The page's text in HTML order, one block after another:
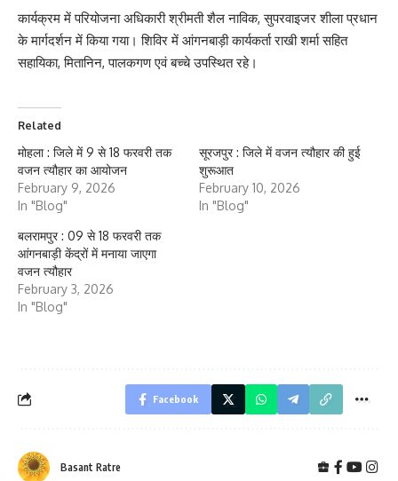
कार्यक्रम में परियोजना अधिकारी श्रीमती शैल नाविक, सुपरवाइजर शीला प्रधान
के मार्गदर्शन में किया गया। शिविर में आंगनबाड़ी कार्यकर्ता राखी शर्मा सहित
सहायिका, मितानिन, पालकगण एवं बच्चे उपस्थित रहे।
Related
मोहला : जिले में 9 से 18 फरवरी तक
वजन त्यौहार का आयोजन
February 9, 2026
In "Blog"
सूरजपुर : जिले में वजन त्यौहार की हुई
शुरूआत
February 10, 2026
In "Blog"
बलरामपुर : 09 से 18 फरवरी तक
आंगनबाड़ी केंद्रों में मनाया जाएगा
वजन त्यौहार
February 3, 2026
In "Blog"
Facebook
Basant Ratre